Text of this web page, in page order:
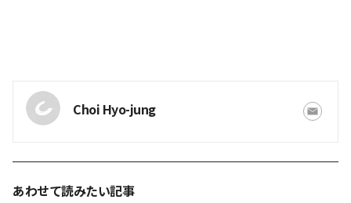
Choi Hyo-jung
あわせて読みたい記事